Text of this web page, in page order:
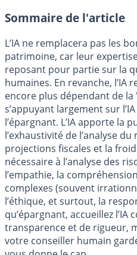
Sommaire de l'article
L’IA ne remplacera pas les
patrimoine, car leur
reposant pour partie sur la
humaines. En revanche, l’IA
encore plus dépendant de la
s’appuyant largement sur
l’épargnant. L’IA apporte la
l’exhaustivité de l’analyse
projections fiscales et la
nécessaire à l’analyse des
l’empathie, la
complexes (souvent
l’éthique, et surtout, la
qu’épargnant, accueillez l’IA
transparence et de rigueur,
votre conseiller humain